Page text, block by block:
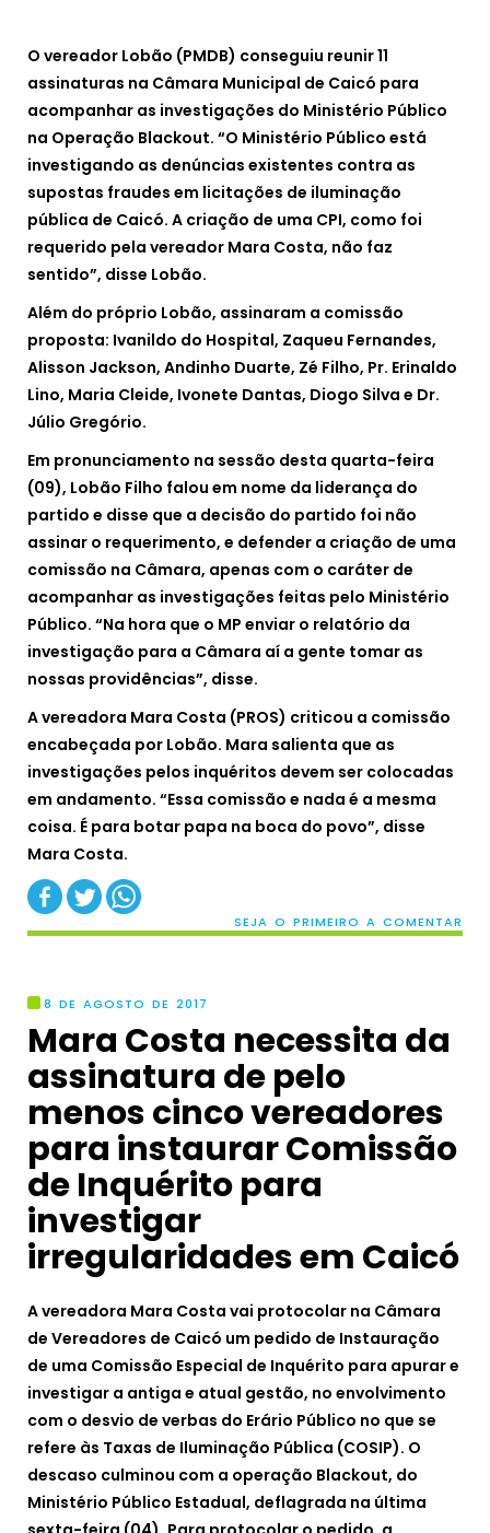
O vereador Lobão (PMDB) conseguiu reunir 11
assinaturas na Câmara Municipal de Caicó para
acompanhar as investigações do Ministério Público
na Operação Blackout. “O Ministério Público está
investigando as denúncias existentes contra as
supostas fraudes em licitações de iluminação
pública de Caicó. A criação de uma CPI, como foi
requerido pela vereador Mara Costa, não faz
sentido”, disse Lobão.
Além do próprio Lobão, assinaram a comissão
proposta: Ivanildo do Hospital, Zaqueu Fernandes,
Alisson Jackson, Andinho Duarte, Zé Filho, Pr. Erinaldo
Lino, Maria Cleide, Ivonete Dantas, Diogo Silva e Dr.
Júlio Gregório.
Em pronunciamento na sessão desta quarta-feira
(09), Lobão Filho falou em nome da liderança do
partido e disse que a decisão do partido foi não
assinar o requerimento, e defender a criação de uma
comissão na Câmara, apenas com o caráter de
acompanhar as investigações feitas pelo Ministério
Público. “Na hora que o MP enviar o relatório da
investigação para a Câmara aí a gente tomar as
nossas providências”, disse.
A vereadora Mara Costa (PROS) criticou a comissão
encabeçada por Lobão. Mara salienta que as
investigações pelos inquéritos devem ser colocadas
em andamento. “Essa comissão e nada é a mesma
coisa. É para botar papa na boca do povo”, disse
Mara Costa.
SEJA O PRIMEIRO A COMENTAR
8 DE AGOSTO DE 2017
Mara Costa necessita da
assinatura de pelo
menos cinco vereadores
para instaurar Comissão
de Inquérito para
investigar
irregularidades em Caicó
A vereadora Mara Costa vai protocolar na Câmara
de Vereadores de Caicó um pedido de Instauração
de uma Comissão Especial de Inquérito para apurar e
investigar a antiga e atual gestão, no envolvimento
com o desvio de verbas do Erário Público no que se
refere às Taxas de Iluminação Pública (COSIP). O
descaso culminou com a operação Blackout, do
Ministério Público Estadual, deflagrada na última